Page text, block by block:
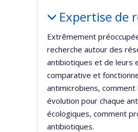
Expertise de
Extrêmement
recherche autour des
antibiotiques et de leurs
comparative et
antimicrobiens,
évolution pour chaque
écologiques, comment
antibiotiques.